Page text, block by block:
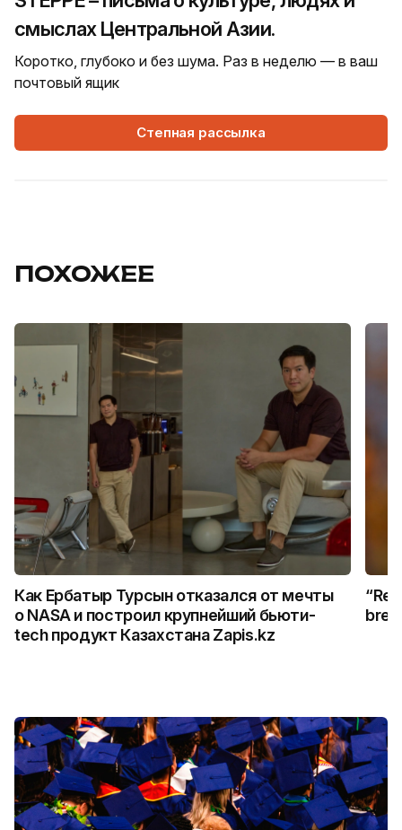
смыслах Центральной Азии.
Коротко, глубоко и без шума. Раз в неделю — в ваш
почтовый ящик
Степная рассылка
ПОХОЖЕЕ
Как Ербатыр Турсын отказался от мечты
о NASA и построил крупнейший бьюти-
tech продукт Казахстана Zapis.kz